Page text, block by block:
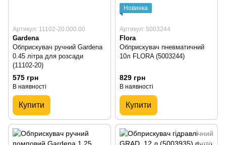
Артикул: 11102-20.000.00
Gardena
Обприскувач ручний Gardena
0.45 літра для розсади
(11102-20)
575 грн
В наявності
Купити
Новинка
Артикул: 5003244
Flora
Обприскувач пневматичний
10л FLORA (5003244)
829 грн
В наявності
Купити